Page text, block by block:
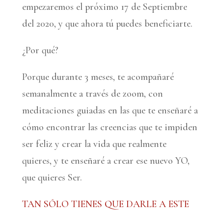
empezaremos el próximo 17 de Septiembre
del 2020, y que ahora tú puedes beneficiarte.
¿Por qué?
Porque durante 3 meses, te acompañaré
semanalmente a través de zoom, con
meditaciones guiadas en las que te enseñaré a
cómo encontrar las creencias que te impiden
ser feliz y crear la vida que realmente
quieres, y te enseñaré a crear ese nuevo YO,
que quieres Ser.
TAN SÓLO TIENES QUE DARLE A ESTE